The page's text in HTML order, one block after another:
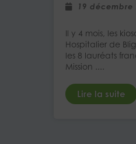
19 décembre
Il y 4 mois, les
Hospitalier de
les 8 lauréats
Mission ....
Lire la suite